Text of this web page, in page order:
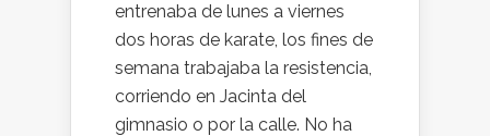
entrenaba de lunes a viernes
dos horas de karate, los fines de
semana trabajaba la resistencia,
corriendo en Jacinta del
gimnasio o por la calle. No ha